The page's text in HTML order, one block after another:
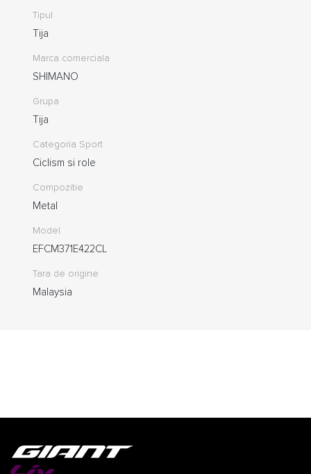
Tipul
Tija
Marca comerciala
SHIMANO
Grupa
Tija
Categoria Sport
Ciclism si role
Compozitie
Metal
Model
EFCM371E422CL
Tara de origine
Malaysia